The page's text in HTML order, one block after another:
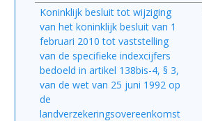
Koninklijk besluit tot wijziging
van het koninklijk besluit van 1
februari 2010 tot vaststelling
van de specifieke indexcijfers
bedoeld in artikel 138bis-4, § 3,
van de wet van 25 juni 1992 op
de
landverzekeringsovereenkomst